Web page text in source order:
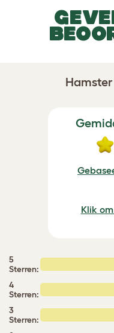
Klik
5
Sterren:
4
Sterren:
3
Sterren: